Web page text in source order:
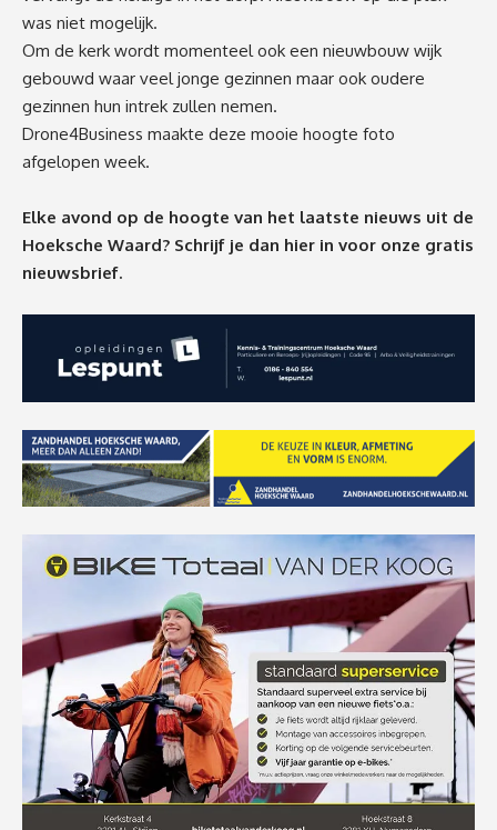
was niet mogelijk.
Om de kerk wordt momenteel ook een nieuwbouw wijk
gebouwd waar veel jonge gezinnen maar ook oudere
gezinnen hun intrek zullen nemen.
Drone4Business maakte deze mooie hoogte foto
afgelopen week.
Elke avond op de hoogte van het laatste nieuws uit de
Hoeksche Waard? Schrijf je dan hier in voor onze gratis
nieuwsbrief.